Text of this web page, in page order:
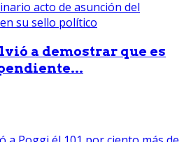
a demostrar que es